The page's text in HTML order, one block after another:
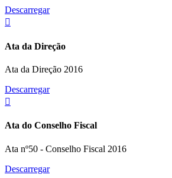
Descarregar
Ata da Direção
Ata da Direção 2016
Descarregar
Ata do Conselho Fiscal
Ata nº50 - Conselho Fiscal 2016
Descarregar